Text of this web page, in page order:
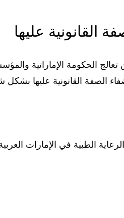
القانونية عليها
الحكومة الإماراتية
الصفة القانونية عليها بشكل
الطبية في الإمارات